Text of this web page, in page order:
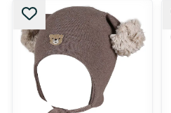
0-1 år